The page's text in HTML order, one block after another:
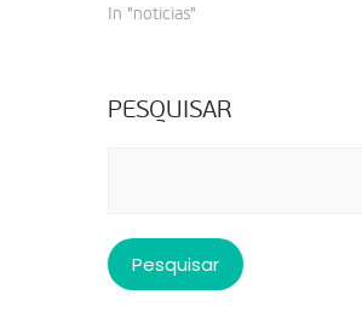
In "noticias"
PESQUISAR